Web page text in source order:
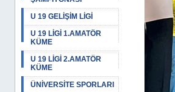
U 19 GELİŞİM LİGİ
U 19 LİGİ 1.AMATÖR
KÜME
U 19 LİGİ 2.AMATÖR
KÜME
ÜNİVERSİTE SPORLARI